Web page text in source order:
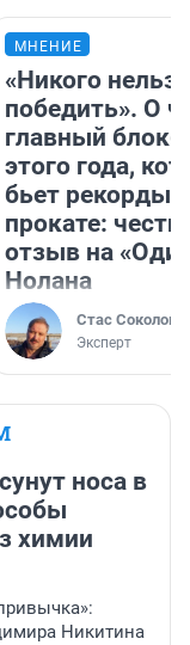
МНЕНИЕ
«Никого нельзя
победить». О
главный
этого года,
бьет рекорды в
прокате:
отзыв на
Нолана
Стас Соколов
Эксперт
носа в
химии
Никитина